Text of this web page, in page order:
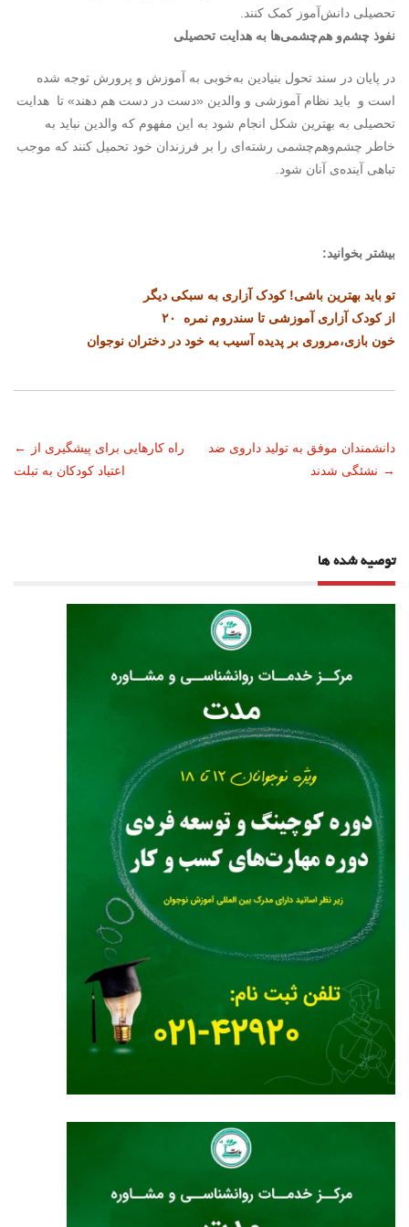
تحصیلی دانش‌آموز کمک کنند.
نفوذ چشم‌و هم‌چشمی‌ها به هدایت تحصیلی
در پایان در سند تحول بنیادین به‌خوبی به آموزش و پرورش توجه شده
است و باید نظام آموزشی و والدین «دست در دست هم دهند» تا هدایت
تحصیلی به بهترین شکل انجام شود به این مفهوم که والدین نباید به
خاطر چشم‌وهم‌چشمی رشته‌ای را بر فرزندان خود تحمیل کنند که موجب
تباهی آینده‌ی آنان شود.
بیشتر بخوانید:
تو باید بهترین باشی! کودک آزاری به سبکی دیگر
از کودک آزاری آموزشی تا سندروم نمره ۲۰
خون بازی،مروری بر پدیده آسیب به خود در دختران نوجوان
ناوبری
←
راه کارهایی برای پیشگیری از
اعتیاد کودکان به تبلت
دانشمندان موفق به تولید داروی ضد
نشئگی شدند →
توصیه شده ها